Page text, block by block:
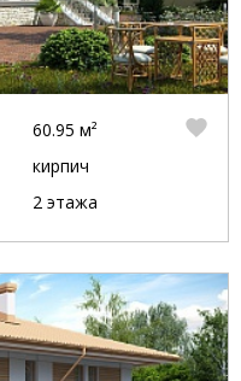
60.95 м²
кирпич
2 этажа